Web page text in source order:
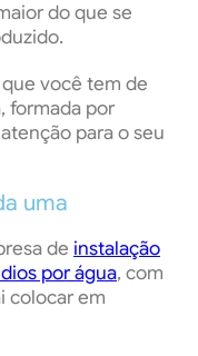
do que se
você tem de
formada por
para o seu
uma
de instalação
por água, com
colocar em